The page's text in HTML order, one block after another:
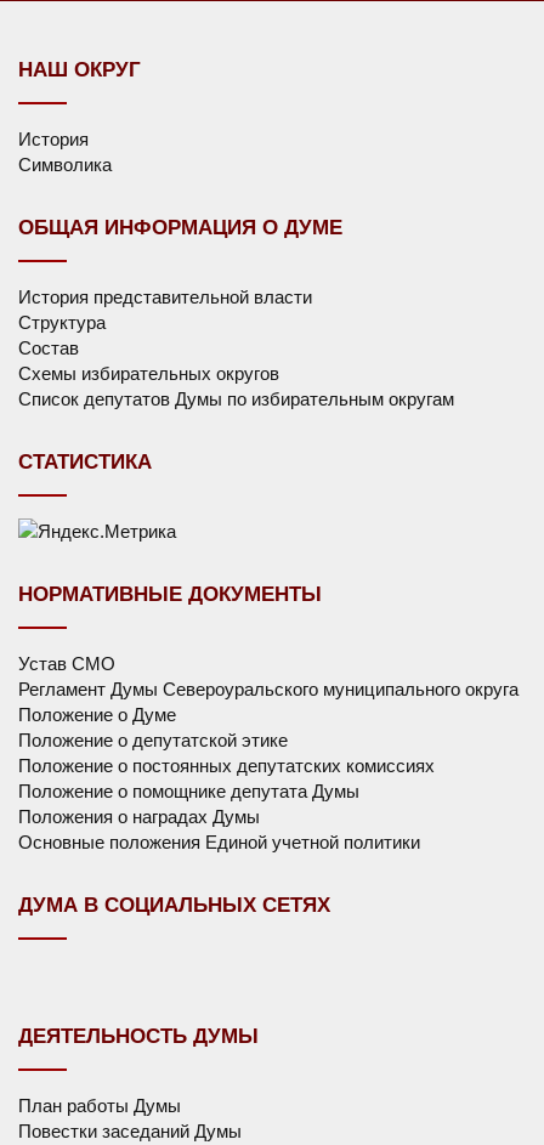
НАШ ОКРУГ
История
Символика
ОБЩАЯ ИНФОРМАЦИЯ О ДУМЕ
История представительной власти
Структура
Состав
Схемы избирательных округов
Список депутатов Думы по избирательным округам
СТАТИСТИКА
НОРМАТИВНЫЕ ДОКУМЕНТЫ
Устав СМО
Регламент Думы Североуральского муниципального округа
Положение о Думе
Положение о депутатской этике
Положение о постоянных депутатских комиссиях
Положение о помощнике депутата Думы
Положения о наградах Думы
Основные положения Единой учетной политики
ДУМА В СОЦИАЛЬНЫХ СЕТЯХ
ДЕЯТЕЛЬНОСТЬ ДУМЫ
План работы Думы
Повестки заседаний Думы